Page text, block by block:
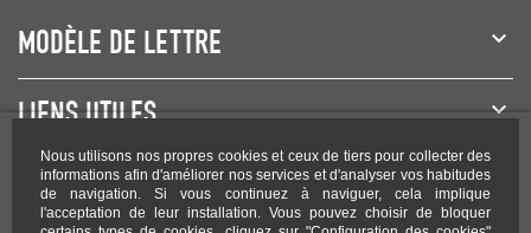
Nous utilisons nos propres cookies et ceux de tiers pour collecter des
informations afin d'améliorer nos services et d'analyser vos habitudes
de navigation. Si vous continuez à naviguer, cela implique
l'acceptation de leur installation. Vous pouvez choisir de bloquer
MODÈLE DE LETTRE
LIENS UTILES
NEWSLETTER